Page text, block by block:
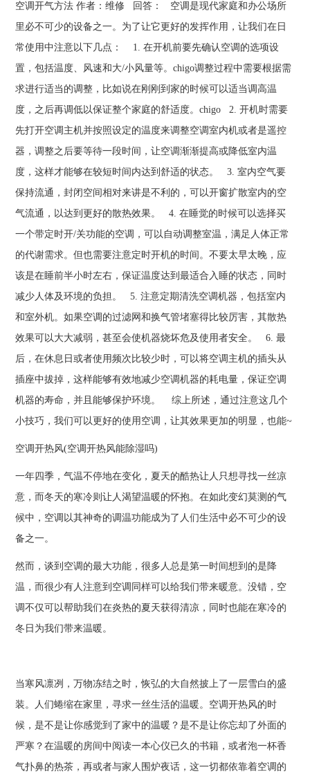
空调开气方法 作者：维修 回答： 空调是现代家庭和办公场所
里必不可少的设备之一。为了让它更好的发挥作用，让我们在日
常使用中注意以下几点： 1. 在开机前要先确认空调的选项设
置，包括温度、风速和大/小风量等。chigo调整过程中需要根据需
求进行适当的调整，比如说在刚刚到家的时候可以适当调高温
度，之后再调低以保证整个家庭的舒适度。chigo 2. 开机时需要
先打开空调主机并按照设定的温度来调整空调室内机或者是遥控
器，调整之后要等待一段时间，让空调渐渐提高或降低室内温
度，这样才能够在较短时间内达到舒适的状态。 3. 室内空气要
保持流通，封闭空间相对来讲是不利的，可以开窗扩散室内的空
气流通，以达到更好的散热效果。 4. 在睡觉的时候可以选择买
一个带定时开/关功能的空调，可以自动调整室温，满足人体正常
的代谢需求。但也需要注意定时开机的时间。不要太早太晚，应
该是在睡前半小时左右，保证温度达到最适合入睡的状态，同时
减少人体及环境的负担。 5. 注意定期清洗空调机器，包括室内
和室外机。如果空调的过滤网和换气管堵塞得比较厉害，其散热
效果可以大大减弱，甚至会使机器烧坏危及使用者安全。 6. 最
后，在休息日或者使用频次比较少时，可以将空调主机的插头从
插座中拔掉，这样能够有效地减少空调机器的耗电量，保证空调
机器的寿命，并且能够保护环境。 综上所述，通过注意这几个
小技巧，我们可以更好的使用空调，让其效果更加的明显，也能~
空调开热风(空调开热风能除湿吗)
一年四季，气温不停地在变化，夏天的酷热让人只想寻找一丝凉
意，而冬天的寒冷则让人渴望温暖的怀抱。在如此变幻莫测的气
候中，空调以其神奇的调温功能成为了人们生活中必不可少的设
备之一。
然而，谈到空调的最大功能，很多人总是第一时间想到的是降
温，而很少有人注意到空调同样可以给我们带来暖意。没错，空
调不仅可以帮助我们在炎热的夏天获得清凉，同时也能在寒冷的
冬日为我们带来温暖。
当寒风凛冽，万物冻结之时，恢弘的大自然披上了一层雪白的盛
装。人们蜷缩在家里，寻求一丝生活的温暖。空调开热风的时
候，是不是让你感觉到了家中的温暖？是不是让你忘却了外面的
严寒？在温暖的房间中阅读一本心仪已久的书籍，或者泡一杯香
气扑鼻的热茶，再或者与家人围炉夜话，这一切都依靠着空调的